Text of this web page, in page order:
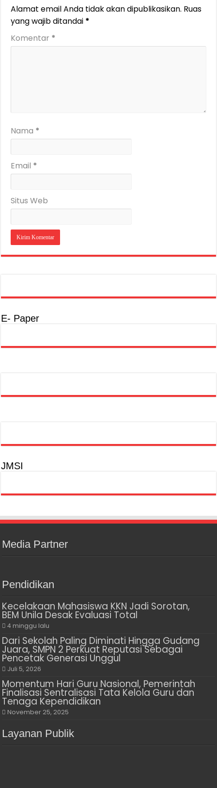
Alamat email Anda tidak akan dipublikasikan. Ruas
yang wajib ditandai *
Komentar *
Nama *
Email *
Situs Web
E- Paper
JMSI
Media Partner
Pendidikan
Kecelakaan Mahasiswa KKN Jadi Sorotan,
BEM Unila Desak Evaluasi Total
4 minggu lalu
Dari Sekolah Paling Diminati Hingga Gudang
Juara, SMPN 2 Perkuat Reputasi Sebagai
Pencetak Generasi Unggul
Juli 5, 2026
Momentum Hari Guru Nasional, Pemerintah
Finalisasi Sentralisasi Tata Kelola Guru dan
Tenaga Kependidikan
November 25, 2025
Layanan Publik